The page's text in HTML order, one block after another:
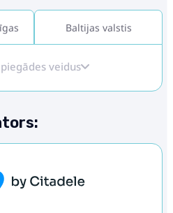
Baltijas valstis
veidus